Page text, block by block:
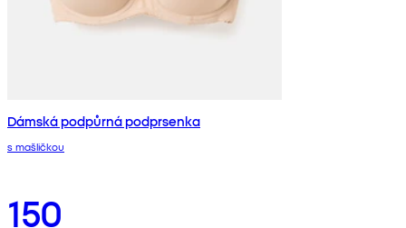
Dámská podpůrná podprsenka
s mašličkou
150